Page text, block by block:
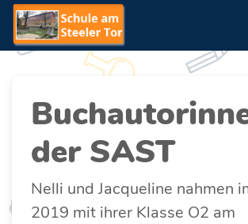
der SAST
Nelli und Jacqueline nahmen
2019 mit ihrer Klasse O2 am